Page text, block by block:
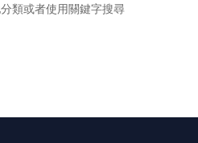
類或者使用關鍵字搜尋